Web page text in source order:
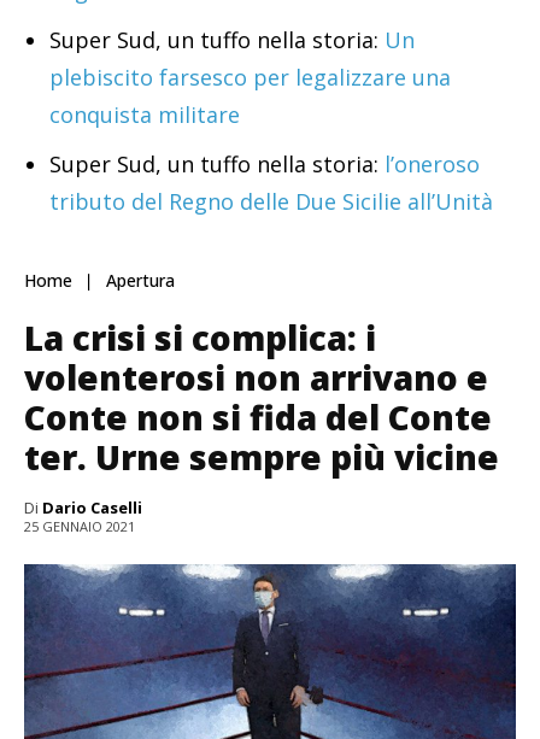
Super Sud, un tuffo nella storia: Un
plebiscito farsesco per legalizzare una
conquista militare
Super Sud, un tuffo nella storia: l’oneroso
tributo del Regno delle Due Sicilie all’Unità
Home Apertura
La crisi si complica: i
volenterosi non arrivano e
Conte non si fida del Conte
ter. Urne sempre più vicine
Di Dario Caselli
25 GENNAIO 2021